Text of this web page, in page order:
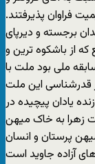
پذیرفتند.
برجسته و دیرپای
از باشکوه ترین و
ملی بود ملت با
قدرشناسی این ملت
یادان پیچیده در
زهرا به خاک میهن
پرستان و انسان